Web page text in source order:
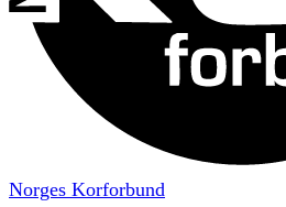
Norges Korforbund